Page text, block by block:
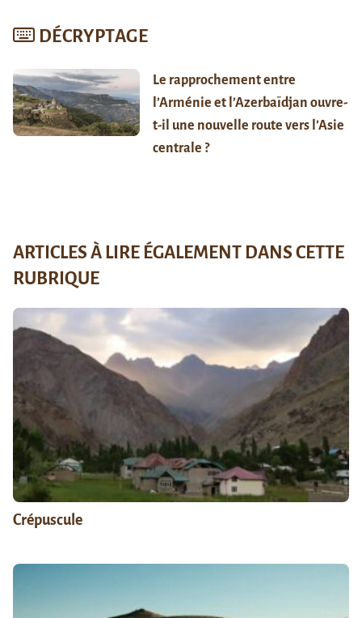
DÉCRYPTAGE
Le rapprochement entre
l’Arménie et l’Azerbaïdjan ouvre-
t-il une nouvelle route vers l’Asie
centrale ?
ARTICLES À LIRE ÉGALEMENT DANS CETTE
RUBRIQUE
Crépuscule